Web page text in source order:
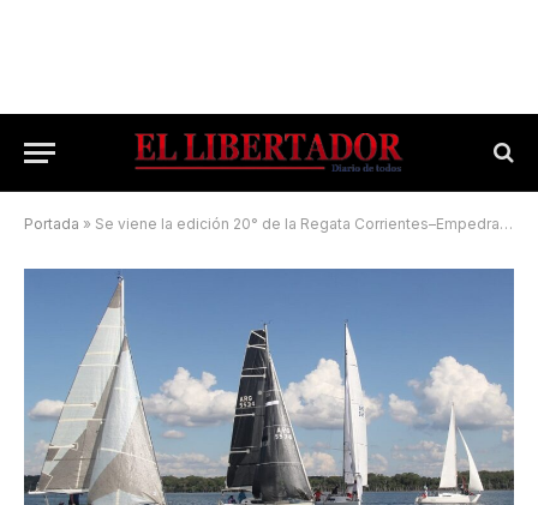
Portada » Se viene la edición 20° de la Regata Corrientes–Empedrado